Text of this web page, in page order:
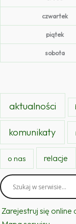
czwartek
piątek
sobota
aktualności
komunikaty
o nas relacje
Zarejestruj się online